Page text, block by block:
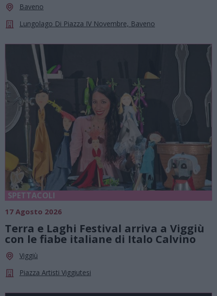
Baveno
Lungolago Di Piazza IV Novembre, Baveno
SPETTACOLI
17 Agosto 2026
Terra e Laghi Festival arriva a Viggiù
con le fiabe italiane di Italo Calvino
Viggiù
Piazza Artisti Viggiutesi